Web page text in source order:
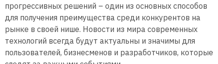
прогрессивных решений – один из основных способов
для получения преимущества среди конкурентов на
рынке в своей нише. Новости из мира современных
технологий всегда будут актуальны и значимы для
пользователей, бизнесменов и разработчиков, которые